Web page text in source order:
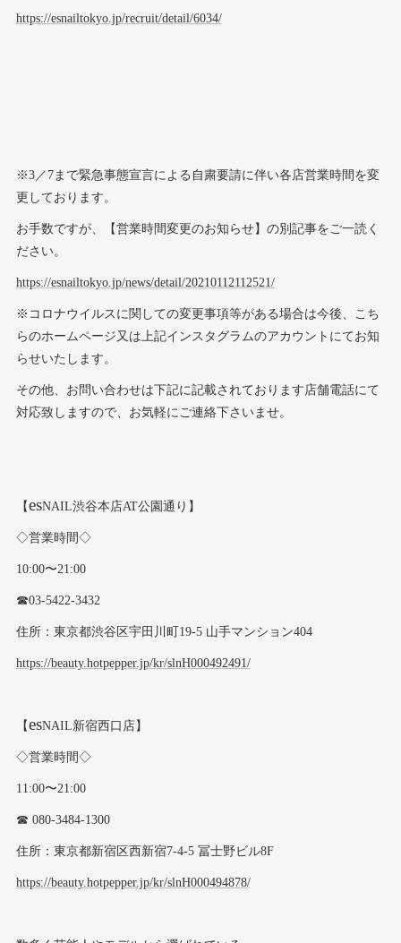
https://esnailtokyo.jp/recruit/detail/6034/
※3／7まで緊急事態宣言による自粛要請に伴い各店営業時間を変
更しております。
お手数ですが、【営業時間変更のお知らせ】の別記事をご一読く
ださい。
https://esnailtokyo.jp/news/detail/20210112112521/
※コロナウイルスに関しての変更事項等がある場合は今後、こち
らのホームページ又は上記インスタグラムのアカウントにてお知
らせいたします。
その他、お問い合わせは下記に記載されております店舗電話にて
対応致しますので、お気軽にご連絡下さいませ。
【esNAIL渋谷本店AT公園通り】
◇営業時間◇
10:00〜21:00
☎︎03-5422-3432
住所：東京都渋谷区宇田川町19-5 山手マンション404
https://beauty.hotpepper.jp/kr/slnH000492491/
【esNAIL新宿西口店】
◇営業時間◇
11:00〜21:00
☎︎ 080-3484-1300
住所：東京都新宿区西新宿7-4-5 冨士野ビル8F
https://beauty.hotpepper.jp/kr/slnH000494878/